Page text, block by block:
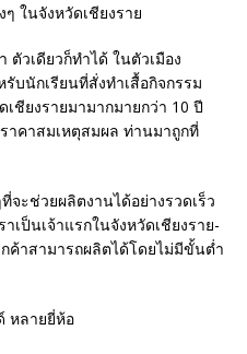
ในจังหวัดเชียงราย
วเดียวก็ทำได้ ในตัวเมือง
บนักเรียนที่สั่งทำเสื้อกิจกรรม
ชียงรายมามากมายกว่า 10 ปี
คาสมเหตุสมผล ท่านมาถูกที่
จะช่วยผลิตงานได้อย่างรวดเร็ว
เป็นเจ้าแรกในจังหวัดเชียงราย-
ค้าสามารถผลิตได้โดยไม่มีขั้นต่ำ
หลายยี่ห้อ